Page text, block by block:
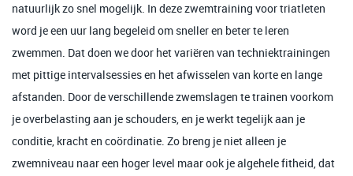
natuurlijk zo snel mogelijk. In deze zwemtraining voor triatleten
word je een uur lang begeleid om sneller en beter te leren
zwemmen. Dat doen we door het variëren van techniektrainingen
met pittige intervalsessies en het afwisselen van korte en lange
afstanden. Door de verschillende zwemslagen te trainen voorkom
je overbelasting aan je schouders, en je werkt tegelijk aan je
conditie, kracht en coördinatie. Zo breng je niet alleen je
zwemniveau naar een hoger level maar ook je algehele fitheid, dat